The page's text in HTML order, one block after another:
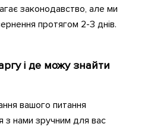
законодавство, але ми
протягом 2-3 днів.
і де можу знайти
вашого питання
з нами зручним для вас